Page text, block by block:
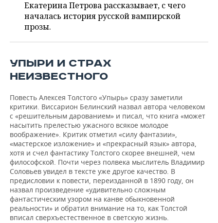
Екатерина Петрова рассказывает, с чего
началась история русской вампирской
прозы.
УПЫРИ И СТРАХ
НЕИЗВЕСТНОГО
Повесть Алексея Толстого «Упырь» сразу заметили
критики. Виссарион Белинский назвал автора человеком
с «решительным дарованием» и писал, что книга «может
насытить прелестью ужасного всякое молодое
воображение». Критик отметил «силу фантазии»,
«мастерское изложение» и «прекрасный язык» автора,
хотя и счел фантастику Толстого скорее внешней, чем
философской. Почти через полвека мыслитель Владимир
Соловьев увидел в тексте уже другое качество. В
предисловии к повести, переизданной в 1890 году, он
назвал произведение «удивительно сложным
фантастическим узором на канве обыкновенной
реальности» и обратил внимание на то, как Толстой
вписал сверхъестественное в светскую жизнь.